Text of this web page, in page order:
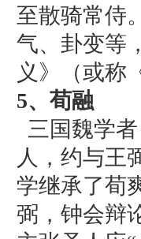
至散骑常侍
气、卦变等
义》（或称
5、荀融
三国魏学
人，约与王
学继承了荀
弼，钟会辩